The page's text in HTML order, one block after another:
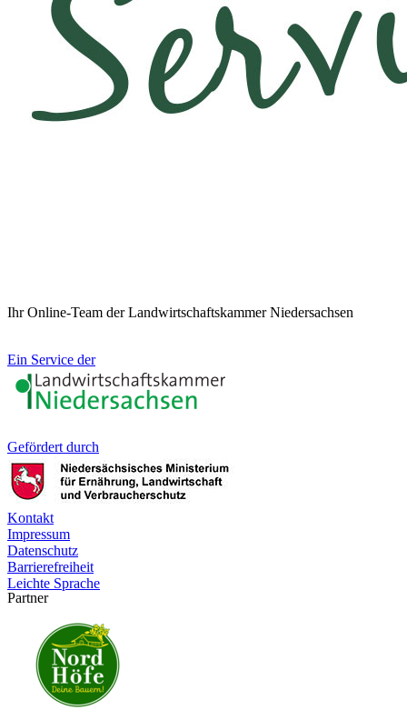
Ihr Online-Team der Landwirtschaftskammer Niedersachsen
Ein Service der
Gefördert durch
Kontakt
Impressum
Datenschutz
Barrierefreiheit
Leichte Sprache
Partner